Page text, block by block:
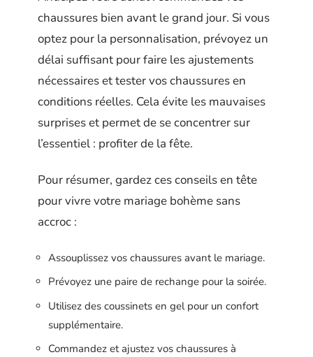
chaussures bien avant le grand jour. Si vous
optez pour la personnalisation, prévoyez un
délai suffisant pour faire les ajustements
nécessaires et tester vos chaussures en
conditions réelles. Cela évite les mauvaises
surprises et permet de se concentrer sur
l’essentiel : profiter de la fête.
Pour résumer, gardez ces conseils en tête
pour vivre votre mariage bohème sans
accroc :
Assouplissez vos chaussures avant le mariage.
Prévoyez une paire de rechange pour la soirée.
Utilisez des coussinets en gel pour un confort
supplémentaire.
Commandez et ajustez vos chaussures à